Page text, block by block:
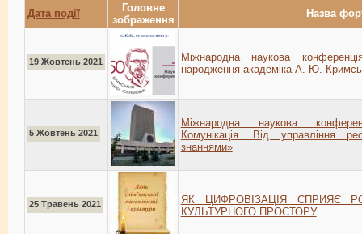
Дата події
Головне
зображення
Назва
19 Жовтень 2021
Міжнародна наукова
народження академіка А. Ю.
5 Жовтень 2021
Міжнародна наукова
Комунікація. Від управління
знаннями»
25 Травень 2021
ЯК ЦИФРОВІЗАЦІЯ СПРИЯЄ
КУЛЬТУРНОГО ПРОСТОРУ